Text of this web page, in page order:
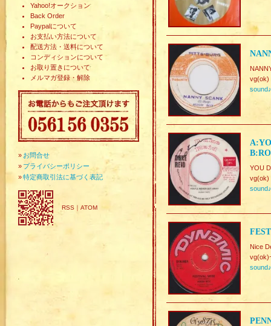
Yahoo!オークション
Back Order
Paypalについて
お支払い方法について
配送方法・送料について
コンディションについて
お取り置きについて
メルマガ登録・解除
» お問合せ
» プライバシーポリシー
»特定商取引法に基づく表記
RSS ｜ ATOM
vg(ok)
sound♪
YOU
vg(ok)
sound♪
Nice
sound♪